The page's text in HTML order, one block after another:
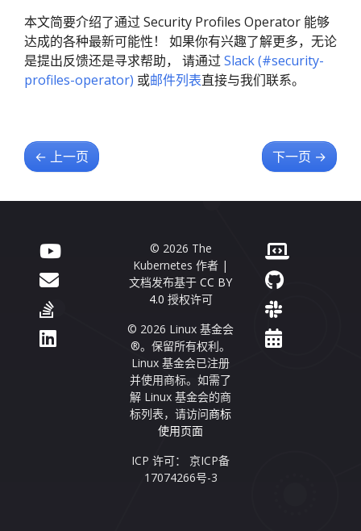
本文简要介绍了通过 Security Profiles Operator 能够
达成的各种最新可能性！ 如果你有兴趣了解更多，无论
是提出反馈还是寻求帮助， 请通过 Slack (#security-
profiles-operator) 或邮件列表直接与我们联系。
← 上一页 下一页 →
© 2026 The
Kubernetes 作者 |
文档发布基于 CC BY
4.0 授权许可
© 2026 Linux 基金会
®。保留所有权利。
Linux 基金会已注册
并使用商标。如需了
解 Linux 基金会的商
标列表，请访问商标
使用页面
ICP 许可： 京ICP备
17074266号-3